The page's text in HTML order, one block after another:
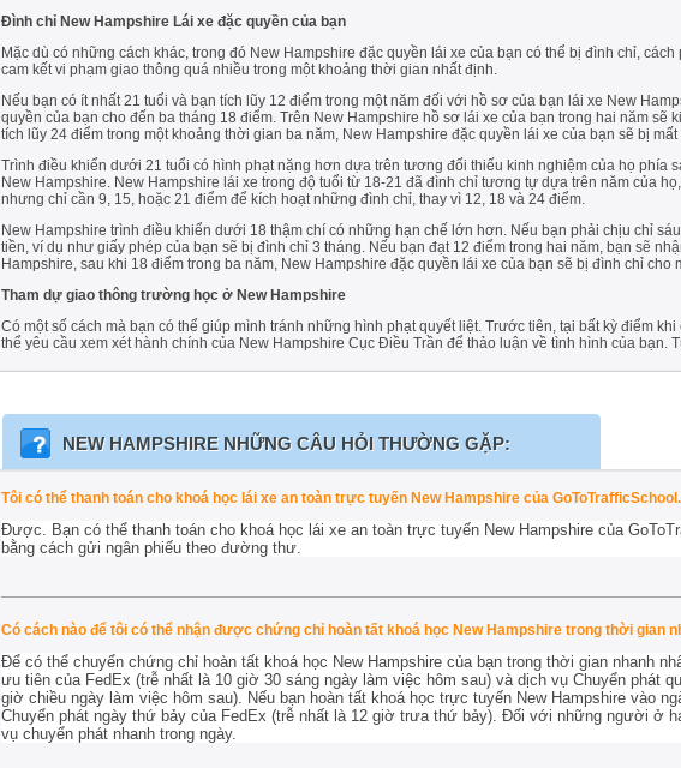
Đình chỉ New Hampshire Lái xe đặc quyền của bạn
Mặc dù có những cách khác, trong đó New Hampshire đặc quyền lái xe của bạn có thể bị đình chỉ,
cam kết vi phạm giao thông quá nhiều trong một khoảng thời gian nhất định.
Nếu bạn có ít nhất 21 tuổi và bạn tích lũy 12 điểm trong một năm đối với hồ sơ của bạn lái xe New
quyền của bạn cho đến ba tháng 18 điểm. Trên New Hampshire hồ sơ lái xe của bạn trong hai năm sẽ
tích lũy 24 điểm trong một khoảng thời gian ba năm, New Hampshire đặc quyền lái xe của bạn sẽ bị mất
Trình điều khiển dưới 21 tuổi có hình phạt nặng hơn dựa trên tương đối thiếu kinh nghiệm của họ phía
New Hampshire. New Hampshire lái xe trong độ tuổi từ 18-21 đã đình chỉ tương tự dựa trên năm của
nhưng chỉ cần 9, 15, hoặc 21 điểm để kích hoạt những đình chỉ, thay vì 12, 18 và 24 điểm.
New Hampshire trình điều khiển dưới 18 thậm chí có những hạn chế lớn hơn. Nếu bạn phải chịu chỉ
tiền, ví dụ như giấy phép của bạn sẽ bị đình chỉ 3 tháng. Nếu bạn đạt 12 điểm trong hai năm, bạn sẽ
Hampshire, sau khi 18 điểm trong ba năm, New Hampshire đặc quyền lái xe của bạn sẽ bị đình chỉ cho
Tham dự giao thông trường học ở New Hampshire
Có một số cách mà bạn có thể giúp mình tránh những hình phạt quyết liệt. Trước tiên, tại bất kỳ điểm
thể yêu cầu xem xét hành chính của New Hampshire Cục Điều Trần để thảo luận về tình hình của bạn.
NEW HAMPSHIRENHỮNG CÂU HỎI THƯỜNG GẶP:
Tôi có thể thanh toán cho khoá học lái xe an toàn trực tuyến New Hampshire của
Được. Bạn có thể thanh toán cho khoá học lái xe an toàn trực tuyến New Hampshire của
bằng cách gửi ngân phiếu theo đường thư.
Có cách nào để tôi có thể nhận được chứng chỉ hoàn tất khoá học New Hampshire trong thời gian
Để có thể chuyển chứng chỉ hoàn tất khoá học New Hampshire của bạn trong thời gian nhanh
ưu tiên của FedEx (trễ nhất là 10 giờ 30 sáng ngày làm việc hôm sau) và dịch vụ Chuyển phát
giờ chiều ngày làm việc hôm sau). Nếu bạn hoàn tất khoá học trực tuyến New Hampshire vào
Chuyển phát ngày thứ bảy của FedEx (trễ nhất là 12 giờ trưa thứ bảy). Đối với những người ở
vụ chuyển phát nhanh trong ngày.